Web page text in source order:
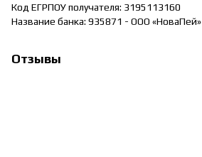
Код ЕГРПОУ получателя: 3195113160
Название банка: 935871 - ООО «НоваПей»
Отзывы